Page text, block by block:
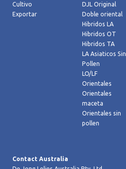
Cultivo
Exportar
DJL Original
Doble oriental
Hibridos LA
Hibridos OT
Hibridos TA
LA Asiaticos Sin
Pollen
LO/LF
Orientales
Orientales
maceta
Orientales sin
pollen
Contact Australia